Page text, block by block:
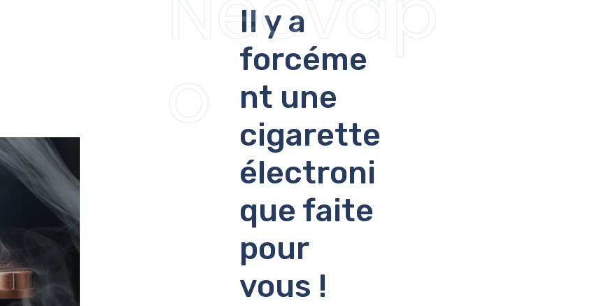
o
Il y a
forcéme
nt une
cigarette
électroni
que faite
pour
vous !